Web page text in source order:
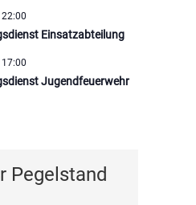
22:00
Einsatzabteilung
17:00
Jugendfeuerwehr
Pegelstand